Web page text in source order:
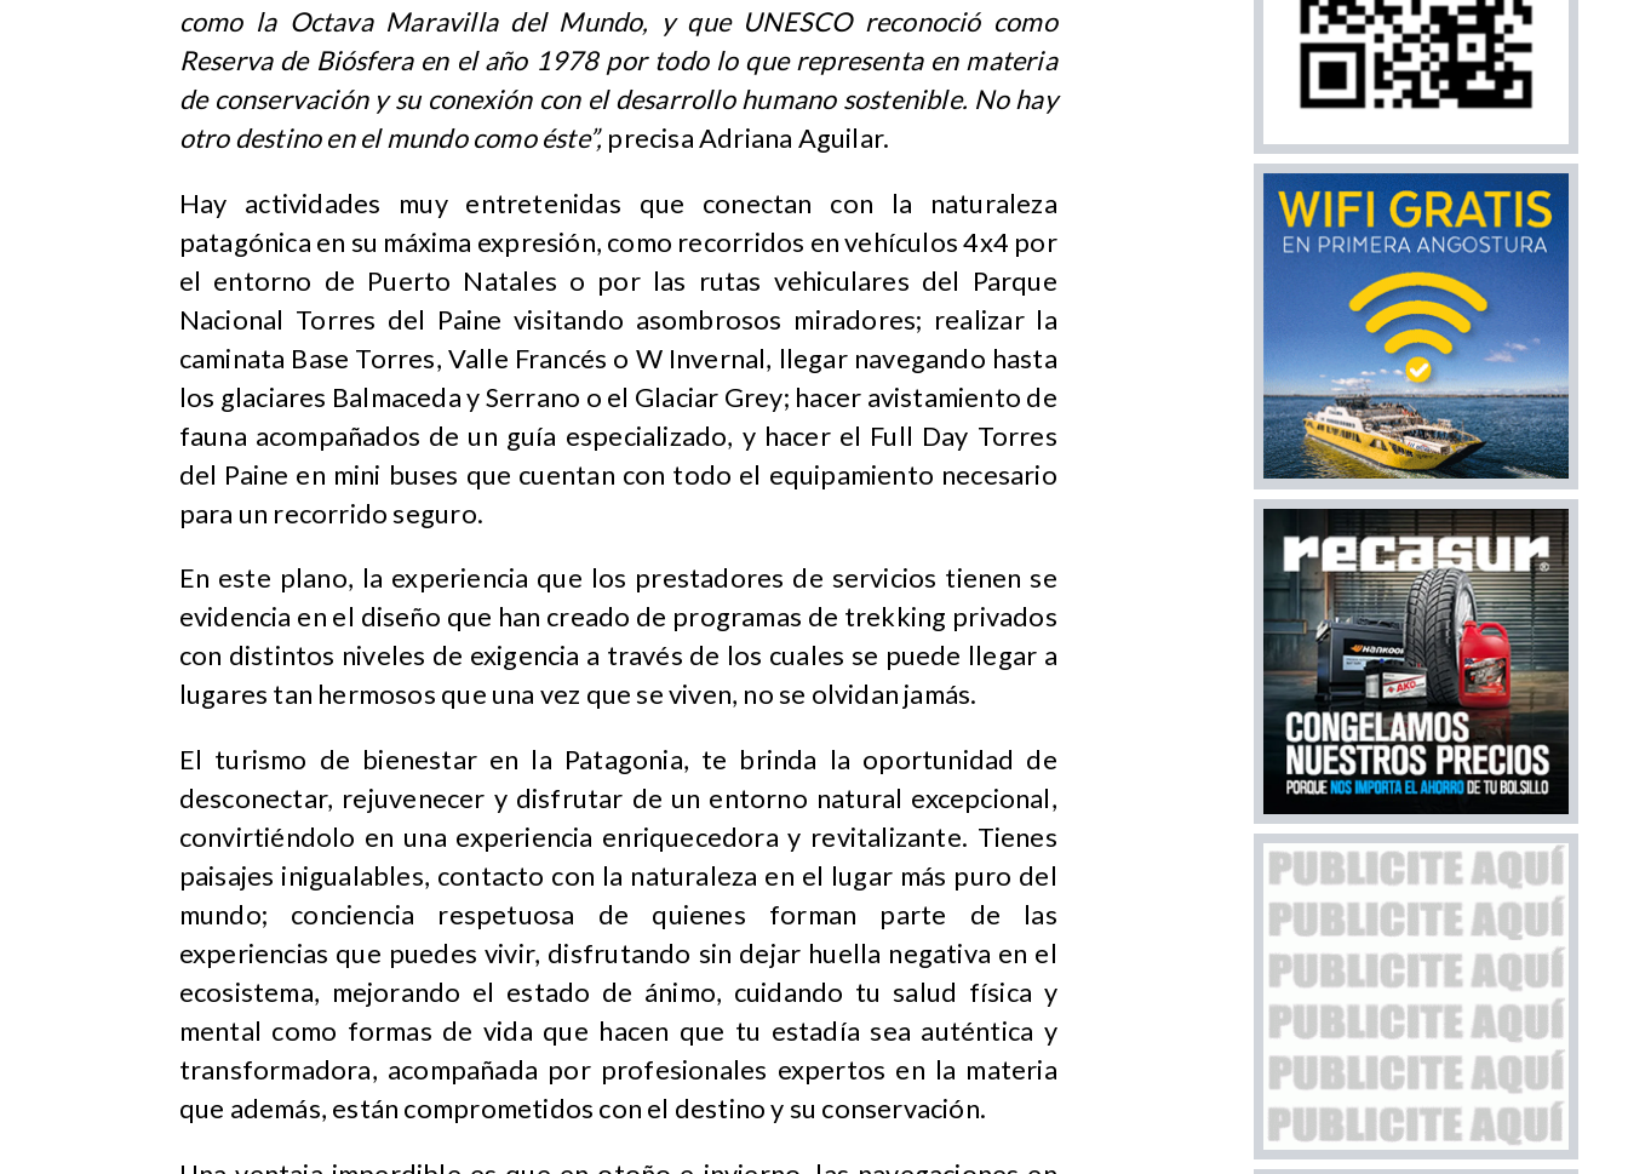
como la Octava Maravilla del Mundo, y que UNESCO reconoció como
Reserva de Biósfera en el año 1978 por todo lo que representa en materia
de conservación y su conexión con el desarrollo humano sostenible. No hay
otro destino en el mundo como éste”, precisa Adriana Aguilar.
Hay actividades muy entretenidas que conectan con la naturaleza
patagónica en su máxima expresión, como recorridos en vehículos 4x4 por
el entorno de Puerto Natales o por las rutas vehiculares del Parque
Nacional Torres del Paine visitando asombrosos miradores; realizar la
caminata Base Torres, Valle Francés o W Invernal, llegar navegando hasta
los glaciares Balmaceda y Serrano o el Glaciar Grey; hacer avistamiento de
fauna acompañados de un guía especializado, y hacer el Full Day Torres
del Paine en mini buses que cuentan con todo el equipamiento necesario
para un recorrido seguro.
En este plano, la experiencia que los prestadores de servicios tienen se
evidencia en el diseño que han creado de programas de trekking privados
con distintos niveles de exigencia a través de los cuales se puede llegar a
lugares tan hermosos que una vez que se viven, no se olvidan jamás.
El turismo de bienestar en la Patagonia, te brinda la oportunidad de
desconectar, rejuvenecer y disfrutar de un entorno natural excepcional,
convirtiéndolo en una experiencia enriquecedora y revitalizante. Tienes
paisajes inigualables, contacto con la naturaleza en el lugar más puro del
mundo; conciencia respetuosa de quienes forman parte de las
experiencias que puedes vivir, disfrutando sin dejar huella negativa en el
ecosistema, mejorando el estado de ánimo, cuidando tu salud física y
mental como formas de vida que hacen que tu estadía sea auténtica y
transformadora, acompañada por profesionales expertos en la materia
que además, están comprometidos con el destino y su conservación.